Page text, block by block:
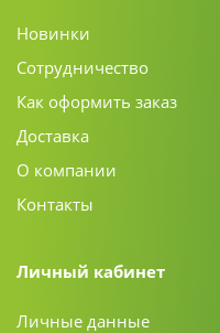
Новинки
Сотрудничество
Как оформить заказ
Доставка
О компании
Контакты
Личный кабинет
Личные данные